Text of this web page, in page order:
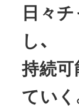
日々
し、
持続
ていく